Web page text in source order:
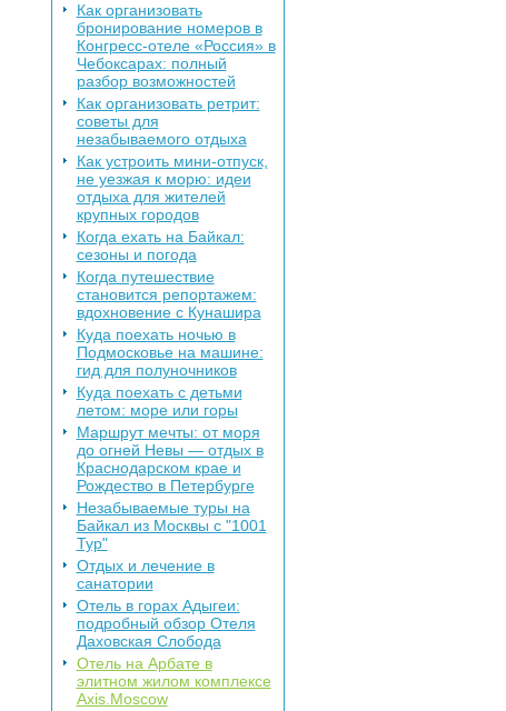
Как организовать
бронирование номеров в
Конгресс-отеле «Россия» в
Чебоксарах: полный
разбор возможностей
Как организовать ретрит:
советы для
незабываемого отдыха
Как устроить мини-отпуск,
не уезжая к морю: идеи
отдыха для жителей
крупных городов
Когда ехать на Байкал:
сезоны и погода
Когда путешествие
становится репортажем:
вдохновение с Кунашира
Куда поехать ночью в
Подмосковье на машине:
гид для полуночников
Куда поехать с детьми
летом: море или горы
Маршрут мечты: от моря
до огней Невы — отдых в
Краснодарском крае и
Рождество в Петербурге
Незабываемые туры на
Байкал из Москвы с "1001
Тур"
Отдых и лечение в
санатории
Отель в горах Адыгеи:
подробный обзор Отеля
Даховская Слобода
Отель на Арбате в
элитном жилом комплексе
Axis.Moscow